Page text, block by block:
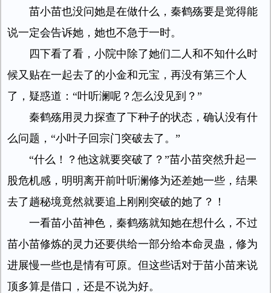
苗小苗也没问她是在做什么，秦鹤殇要是觉得能
说一定会告诉她，她也不急于一时。
四下看了看，小院中除了她们二人和不知什么时
候又贴在一起去了的小金和元宝，再没有第三个人
了，疑惑道：“叶听澜呢？怎么没见到？”
秦鹤殇用灵力探查了下种子的状态，确认没有什
么问题，“小叶子回宗门突破去了。”
“什么！？他这就要突破了？”苗小苗突然升起一
股危机感，明明离开前叶听澜修为还差她一些，结果
去了趟秘境竟然就要追上刚刚突破的她了？！
一看苗小苗神色，秦鹤殇就知她在想什么，不过
苗小苗修炼的灵力还要供给一部分给本命灵蛊，修为
进展慢一些也是情有可原。但这些话对于苗小苗来说
顶多算是借口，还是不说为好。